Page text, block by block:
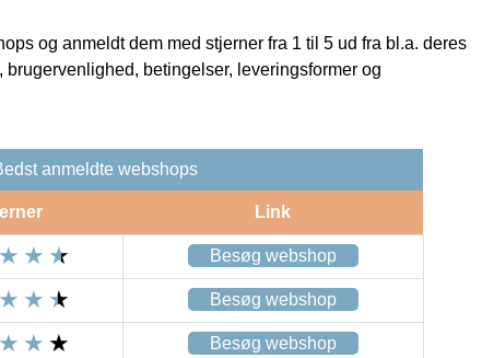
og anmeldt dem med stjerner fra 1 til 5 ud fra bl.a. deres
betingelser, leveringsformer og
anmeldte webshops
Link
Besøg webshop
Besøg webshop
Besøg webshop